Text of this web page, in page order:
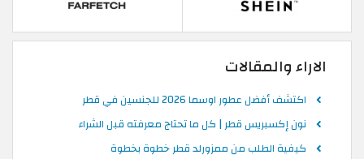
الاراء والمقالات
اكتشف أفضل عطور اوسما 2026 للجنسين في قطر
نون إكسبريس قطر | كل ما تحتاج معرفته قبل الشراء
كيفية الطلب من ممزورلد قطر خطوة بخطوة